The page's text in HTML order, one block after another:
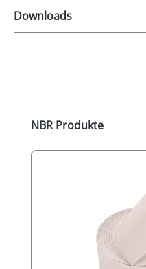
Downloads
Produktgalerie
NBR Produkte